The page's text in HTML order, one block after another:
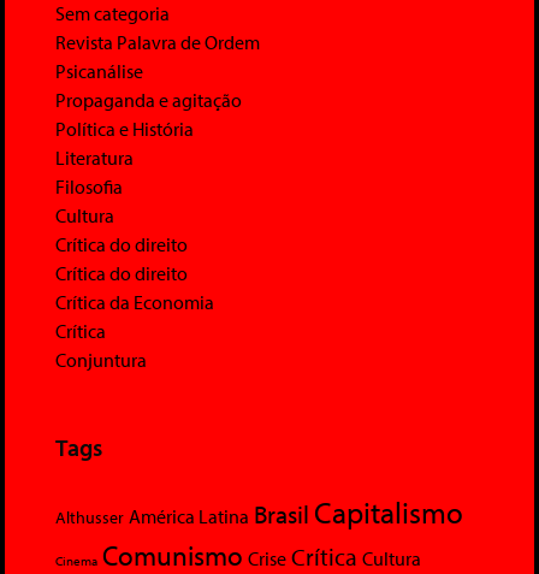
Sem categoria
Revista Palavra de Ordem
Psicanálise
Propaganda e agitação
Política e História
Literatura
Filosofia
Cultura
Crítica do direito
Crítica do direito
Crítica da Economia
Crítica
Conjuntura
Tags
Althusser América Latina Brasil Capitalismo
Cinema Comunismo Crise Crítica Cultura